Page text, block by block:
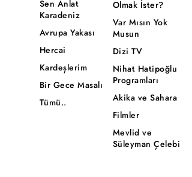
Sen Anlat
Karadeniz
Avrupa Yakası
Hercai
Kardeşlerim
Bir Gece Masalı
Tümü..
Olmak İster?
Var Mısın Yok
Musun
Dizi TV
Nihat Hatipoğlu
Programları
Akika ve Sahara
Filmler
Mevlid ve
Süleyman Çelebi